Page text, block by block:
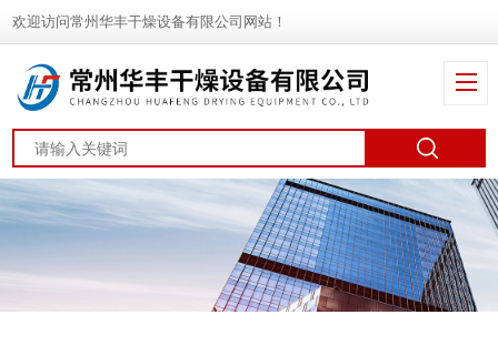
欢迎访问常州华丰干燥设备有限公司网站！